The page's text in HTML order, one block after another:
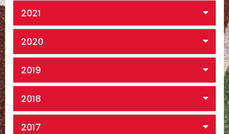
2021
2020
2019
2018
2017